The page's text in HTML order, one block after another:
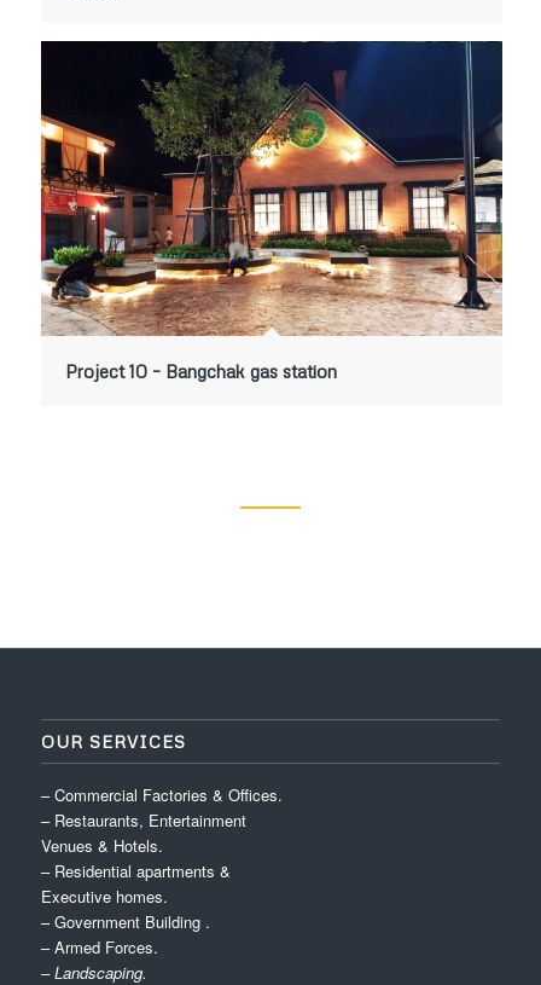
Project 10 – Bangchak gas station
OUR SERVICES
– Commercial Factories & Offices.
– Restaurants, Entertainment
Venues & Hotels.
– Residential apartments &
Executive homes.
– Government Building .
– Armed Forces.
– Landscaping.